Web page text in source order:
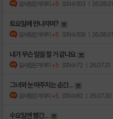
갈사람은가야지 +5 조회수:103 | 26.08.01
토요일에 만나자며?
갈사람은가야지 +5 조회수:108 | 26.08.01
내가 무슨 말을 할 거 같나요
갈사람은가야지 +5 조회수:72 | 26.07.31
그녀와 눈 마주치는 순간...
갈사람은가야지 +5 조회수:82 | 26.07.30
수요일엔 빨간...